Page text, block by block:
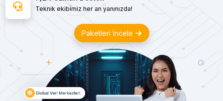
Teknik ekibimiz her an yanınızda!
Paketleri İncele